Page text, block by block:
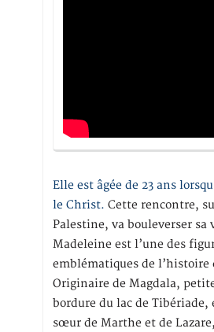
Elle est âgée de 23 ans
le Christ. Cette rencontre,
Palestine, va bouleverser sa
Madeleine est l’une des
emblématiques de l’histoire
Originaire de Magdala,
bordure du lac de
sœur de Marthe et de